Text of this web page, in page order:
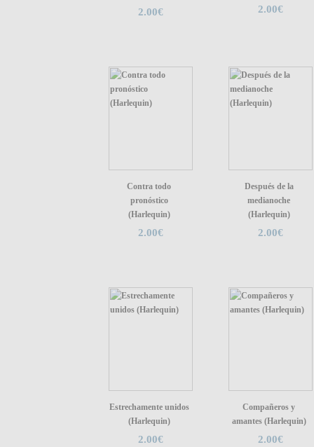
2.00€ 2.00€
Contra todo
pronóstico
(Harlequin)
2.00€
Después de la
medianoche
(Harlequin)
2.00€
Estrechamente unidos
(Harlequin)
2.00€
Compañeros y
amantes (Harlequin)
2.00€